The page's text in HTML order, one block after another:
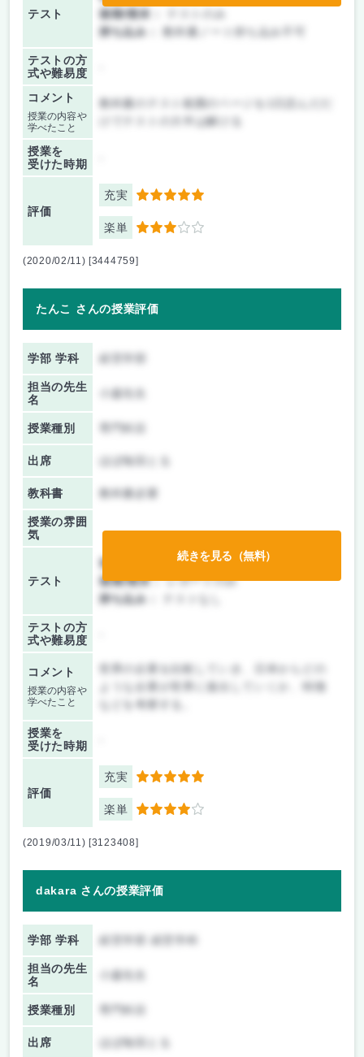
テスト
後期/期末：
持ち込み：
教科書ノート持ち込み不可
テストの方
式や難易度
コメント
授業の内容や
学べたこと
教科書のテスト範囲のページを1日読んだだ
けでテストの大半は解ける
授業を
受けた時期
評価
充実 5
楽単 3
(2020/02/11) [3444759]
たんこ さんの授業評価
学部 学科
担当の先生
名
小森先生
授業種別
出席 ほぼ毎回とる
教科書 教科書必要
授業の雰囲
気
テスト
前期/中間：
レポートのみ
後期/期末：レポートのみ
持ち込み：
テストの方
式や難易度
コメント
授業の内容や
学べたこと
世界の企業を比較していき、日本からどの
授業を
受けた時期
評価
充実 5
楽単 4
続きを見る（無料）
(2019/03/11) [3123408]
dakara さんの授業評価
学部 学科
担当の先生
名
小森先生
授業種別
出席 ほぼ毎回とる